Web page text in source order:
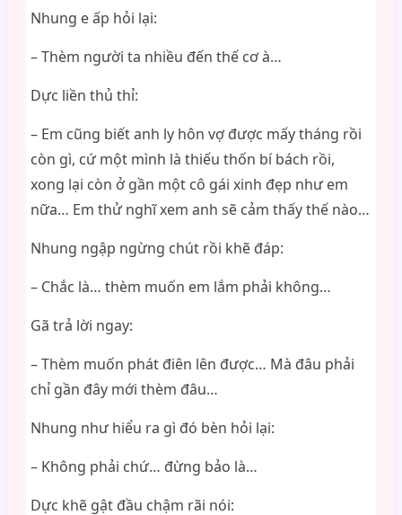
Nhung e ấp hỏi lại:
– Thèm người ta nhiều đến thế cơ à…
Dực liền thủ thỉ:
– Em cũng biết anh ly hôn vợ được mấy tháng rồi
còn gì, cứ một mình là thiếu thốn bí bách rồi,
xong lại còn ở gần một cô gái xinh đẹp như em
nữa… Em thử nghĩ xem anh sẽ cảm thấy thế nào…
Nhung ngập ngừng chút rồi khẽ đáp:
– Chắc là… thèm muốn em lắm phải không…
Gã trả lời ngay:
– Thèm muốn phát điên lên được… Mà đâu phải
chỉ gần đây mới thèm đâu…
Nhung như hiểu ra gì đó bèn hỏi lại:
– Không phải chứ… đừng bảo là…
Dực khẽ gật đầu chậm rãi nói: